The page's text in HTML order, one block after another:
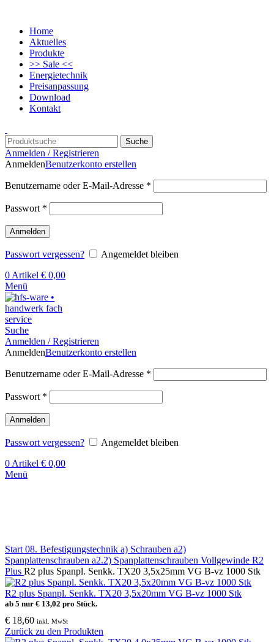
Home
Aktuelles
Produkte
>> Sale <<
Energietechnik
Preisanpassung
Download
Kontakt
Suche
Anmelden / Registrieren
AnmeldenBenutzerkonto erstellen
Benutzername oder E-Mail-Adresse *
Passwort *
Anmelden
Passwort vergessen?
Angemeldet bleiben
0 Artikel € 0,00
Menü
Suche
Anmelden / Registrieren
AnmeldenBenutzerkonto erstellen
Benutzername oder E-Mail-Adresse *
Passwort *
Anmelden
Passwort vergessen?
Angemeldet bleiben
0 Artikel € 0,00
Menü
Start 08. Befestigungstechnik a) Schrauben a2)
Spanplattenschrauben a2.2) Spanplattenschrauben Vollgewinde R2
Plus R2 plus Spanpl. Senkk. TX20 3,5x25mm VG B-vz 1000 Stk
R2 plus Spanpl. Senkk. TX20 3,5x20mm VG B-vz 1000 Stk
ab 5 nur € 13,02 pro Stück.
€ 18,60 inkl. MwSt
Zurück zu den Produkten